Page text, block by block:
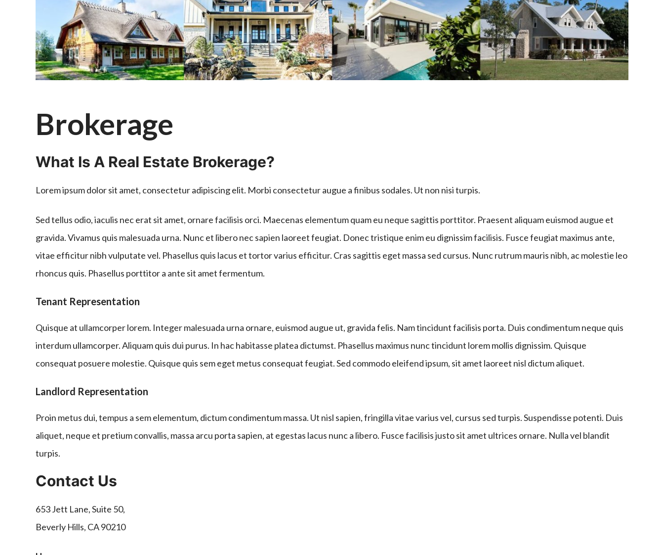
Brokerage
What Is A Real Estate Brokerage?
Lorem ipsum dolor sit amet, consectetur adipiscing elit. Morbi consectetur augue a finibus sodales. Ut non nisi turpis.
Sed tellus odio, iaculis nec erat sit amet, ornare facilisis orci. Maecenas elementum quam eu neque sagittis porttitor. Praesent aliquam euismod augue et
gravida. Vivamus quis malesuada urna. Nunc et libero nec sapien laoreet feugiat. Donec tristique enim eu dignissim facilisis. Fusce feugiat maximus ante,
vitae efficitur nibh vulputate vel. Phasellus quis lacus et tortor varius efficitur. Cras sagittis eget massa sed cursus. Nunc rutrum mauris nibh, ac molestie leo
rhoncus quis. Phasellus porttitor a ante sit amet fermentum.
Tenant Representation
Quisque at ullamcorper lorem. Integer malesuada urna ornare, euismod augue ut, gravida felis. Nam tincidunt facilisis porta. Duis condimentum neque quis
interdum ullamcorper. Aliquam quis dui purus. In hac habitasse platea dictumst. Phasellus maximus nunc tincidunt lorem mollis dignissim. Quisque
consequat posuere molestie. Quisque quis sem eget metus consequat feugiat. Sed commodo eleifend ipsum, sit amet laoreet nisl dictum aliquet.
Landlord Representation
Proin metus dui, tempus a sem elementum, dictum condimentum massa. Ut nisl sapien, fringilla vitae varius vel, cursus sed turpis. Suspendisse potenti. Duis
aliquet, neque et pretium convallis, massa arcu porta sapien, at egestas lacus nunc a libero. Fusce facilisis justo sit amet ultrices ornare. Nulla vel blandit
turpis.
Contact Us
653 Jett Lane, Suite 50,
Beverly Hills, CA 90210